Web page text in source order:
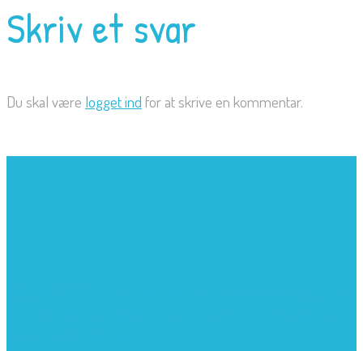
Skriv et svar
Du skal være logget ind for at skrive en kommentar.